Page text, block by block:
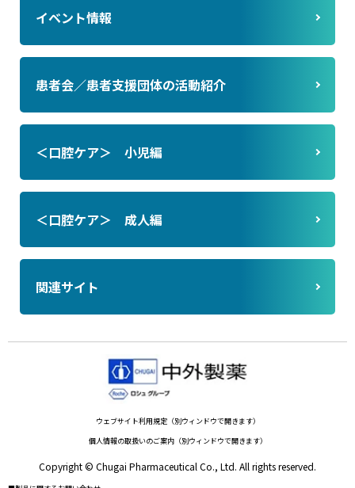
イベント情報
患者会／患者支援団体の活動紹介
＜口腔ケア＞ 小児編
＜口腔ケア＞ 成人編
関連サイト
ウェブサイト利用規定（別ウィンドウで開きます）
個人情報の取扱いのご案内（別ウィンドウで開きます）
Copyright © Chugai Pharmaceutical Co., Ltd. All rights reserved.